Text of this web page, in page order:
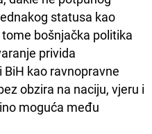
statusa kao
bošnjačka politika
privida
kao ravnopravne
obzira na naciju, vjeru i
moguća među